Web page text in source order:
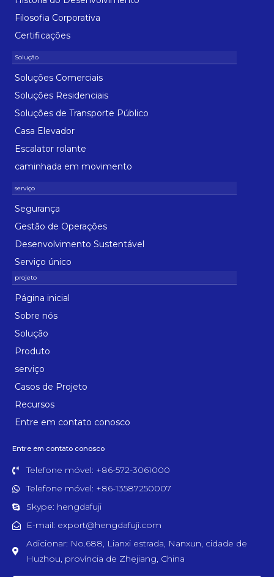
Filosofia Corporativa
Certificações
Soluções Comerciais
Soluções Residenciais
Soluções de Transporte Público
Casa Elevador
Escalator rolante
caminhada em movimento
Segurança
Gestão de Operações
Desenvolvimento Sustentável
Serviço único
Página inicial
Sobre nós
Solução
Produto
serviço
Casos de Projeto
Recursos
Entre em contato conosco
Entre em contato conosco
Telefone móvel: +86-572-3061000
Telefone móvel: +86-13587250007
Skype: hengdafuji
E-mail: export@hengdafuji.com
Adicionar: No.688, Lianxi estrada, Nanxun, cidade de
Huzhou, província de Zhejiang, China